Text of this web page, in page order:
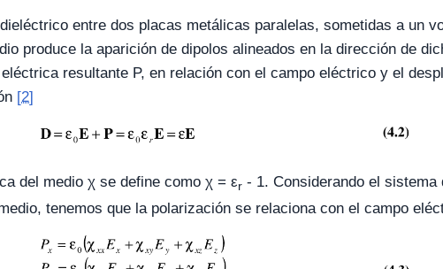
entre dos placas metálicas paralelas, sometidas a un
produce la aparición de dipolos alineados en la dirección de
resultante P, en relación con el campo eléctrico y el
[2]
del medio χ se define como χ = εr - 1. Considerando el
tenemos que la polarización se relaciona con el campo